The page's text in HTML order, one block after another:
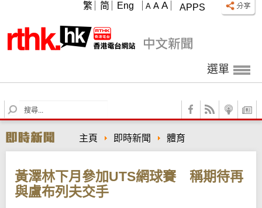
APPS
A A A
繁 简 Eng
選單
S
e
r
c
主頁 即時新聞 體育
黃澤林下月參加UTS網球賽 稱期待再
與盧布列夫交手